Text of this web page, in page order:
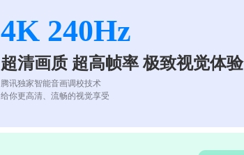
4K 240Hz
超清画质 超高帧率 极致视觉体验
腾讯独家智能音画调校技术
给你更高清、流畅的视觉享受